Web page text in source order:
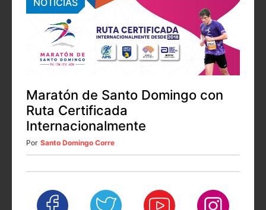
NOTICIAS
Maratón de Santo Domingo con
Ruta Certificada
Internacionalmente
Por Santo Domingo Corre